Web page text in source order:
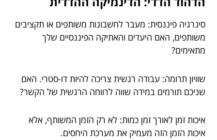
סינרגיה פיננסית: מעבר לחשבונות משותפים או תקציבים
משותפים, האם היעדים והאתיקה הפיננסיים שלך
מתאימים?
שוויון תרומה: עבודה רגשית צריכה להיות דו-סטרי. האם
שניכם תורמים במידה שווה לרווחה הרגשית של הקשר?
איכות זמן לאורך זמן כמות: לא רק הזמן המשותף, אלא
איכות הזמן הזה מעמיק את מערכת היחסים.